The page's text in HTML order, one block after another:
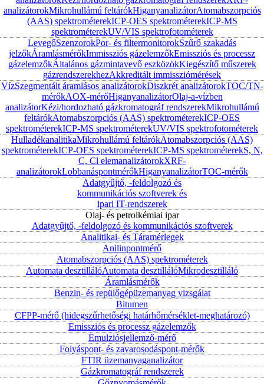
analizátorokMikrohullámú feltárókHiganyanalizátorAtomabszorpciós
(AAS) spektrométerekICP-OES spektrométerekICP-MS
spektrométerekUV/VIS spektrofotométerek
LevegőSzenzorokPor- és filtermonitorokSzűrő szakadás
jelzőkÁramlásmérőkImmissziós gázelemzőkEmissziós és processz
gázelemzőkÁltalános gázmintavevő eszközökKiegészítő műszerek
gázrendszerekhezAkkreditált immissziómérések
VízSzegmentált áramlásos analizátorokDiszkrét analizátorokTOC/TN-
mérőkAOX-mérőHiganyanalizátorOlaj-a-vízben
analizátorKézi/hordozható gázkromatográf rendszerekMikrohullámú
feltárókAtomabszorpciós (AAS) spektrométerekICP-OES
spektrométerekICP-MS spektrométerekUV/VIS spektrofotométerek
HulladékanalitikaMikrohullámú feltárókAtomabszorpciós (AAS)
spektrométerekICP-OES spektrométerekICP-MS spektrométerekS, N,
C, Cl elemanalizátorokXRF-
analizátorokLobbanáspontmérőkHiganyanalizátorTOC-mérők
Adatgyűjtő, -feldolgozó és
kommunikációs szoftverek és
ipari IT-rendszerek
Olaj- és petrolkémiai ipar
Adatgyűjtő, -feldolgozó és kommunikációs szoftverek
Analitikai- és Táramérlegek
Anilinpontmérő
Atomabszorpciós (AAS) spektrométerek
Automata desztillálóAutomata desztillálóMikrodesztilláló
Áramlásmérők
Benzin- és repülőgépüzemanyag vizsgálat
Bitumen
CFPP-mérő (hidegszűrhetőségi határhőmérséklet-meghatározó)
Emissziós és processz gázelemzők
Emulziósjellemző-mérő
Folyáspont- és zavarosodáspont-mérők
FTIR üzemanyaganalizátor
Gázkromatográf rendszerek